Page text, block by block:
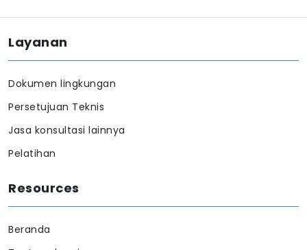
Layanan
Dokumen lingkungan
Persetujuan Teknis
Jasa konsultasi lainnya
Pelatihan
Resources
Beranda